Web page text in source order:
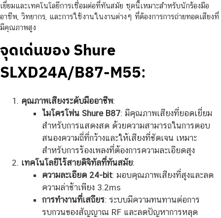
เยี่ยมและเทคโนโลยีการเชื่อมต่อที่ทันสมัย ชุดนี้เหมาะสำหรับนักร้องมือ
อาชีพ, วิทยากร, และการใช้งานในงานต่างๆ ที่ต้องการการถ่ายทอดเสียงที่
มีคุณภาพสูง
จุดเด่นของ Shure
SLXD24A/B87-M55:
คุณภาพเสียงระดับมืออาชีพ:
ไมโครโฟน Shure B87: มีคุณภาพเสียงที่ยอดเยี่ยม
สำหรับการแสดงสด ด้วยความสามารถในการตอบ
สนองความถี่ที่กว้างและให้เสียงที่ชัดเจน เหมาะ
สำหรับการร้องเพลงที่ต้องการความละเอียดสูง
เทคโนโลยีไร้สายดิจิทัลที่ทันสมัย:
ความละเอียด 24-bit: มอบคุณภาพเสียงที่สูงและลด
ความล่าช้าเพียง 3.2ms
การทำงานที่เสถียร: ระบบมีความทนทานต่อการ
รบกวนของสัญญาณ RF และลดปัญหาการหลุด